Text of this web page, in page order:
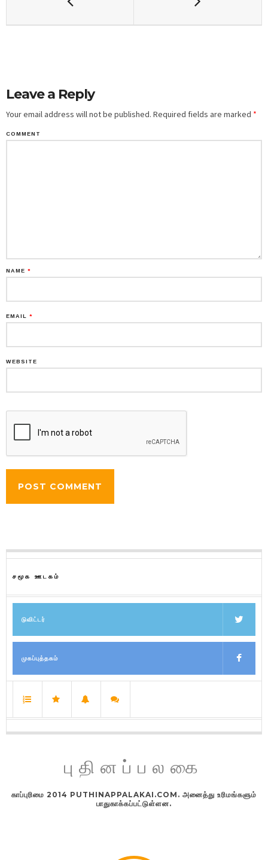
Leave a Reply
Your email address will not be published. Required fields are marked *
COMMENT
NAME *
EMAIL *
WEBSITE
சமூக ஊடகம்
டுவிட்டர்
முகப்புத்தகம்
புதினப்பலகை
காப்புரிமை 2014 PUTHINAPPALAKAI.COM. அனைத்து உரிமங்களும்
பாதுகாக்கப்பட்டுள்ளன.